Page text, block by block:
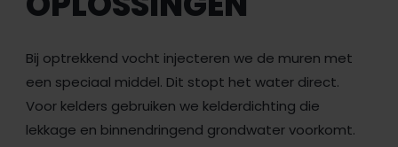
Bij optrekkend vocht injecteren we de muren met
een speciaal middel. Dit stopt het water direct.
Voor kelders gebruiken we kelderdichting die
lekkage en binnendringend grondwater voorkomt.